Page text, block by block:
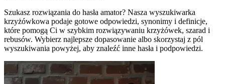
Szukasz rozwiązania do hasła amator? Nasza wyszukiwarka
krzyżówkowa podaje gotowe odpowiedzi, synonimy i definicje,
które pomogą Ci w szybkim rozwiązywaniu krzyżówek, szarad i
rebusów. Wybierz najlepsze dopasowanie albo skorzystaj z pól
wyszukiwania powyżej, aby znaleźć inne hasła i podpowiedzi.